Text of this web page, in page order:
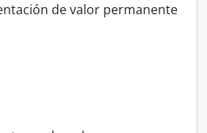
de valor permanente